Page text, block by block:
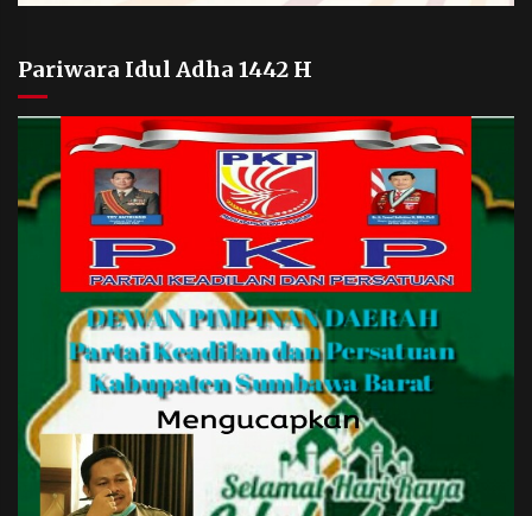
Pariwara Idul Adha 1442 H